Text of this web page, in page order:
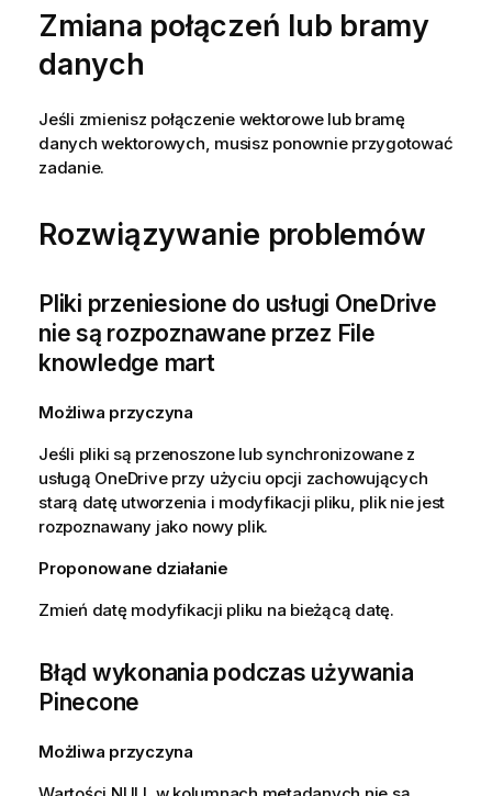
a
Zmiana połączeń lub bramy
danych
Jeśli zmienisz połączenie wektorowe lub bramę
danych wektorowych, musisz ponownie przygotować
zadanie.
Rozwiązywanie problemów
Pliki przeniesione do usługi OneDrive
nie są rozpoznawane przez File
knowledge mart
Możliwa przyczyna
Jeśli pliki są przenoszone lub synchronizowane z
usługą OneDrive przy użyciu opcji zachowujących
starą datę utworzenia i modyfikacji pliku, plik nie jest
rozpoznawany jako nowy plik.
Proponowane działanie
Zmień datę modyfikacji pliku na bieżącą datę.
Błąd wykonania podczas używania
Pinecone
Możliwa przyczyna